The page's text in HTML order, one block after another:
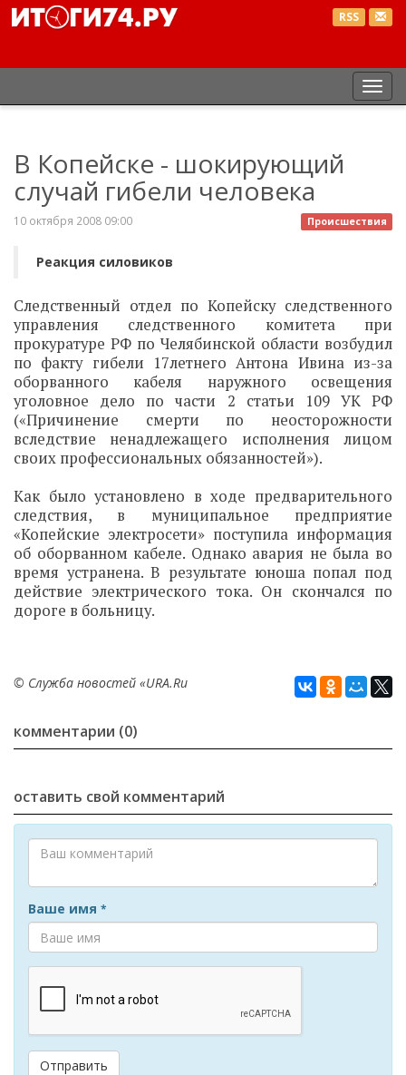
RSS
В Копейске - шокирующий
случай гибели человека
Происшествия
10 октября 2008 09:00
Реакция силовиков
Следственный отдел по Копейску следственного
управления следственного комитета при
прокуратуре РФ по Челябинской области возбудил
по факту гибели 17летнего Антона Ивина из-за
оборванного кабеля наружного освещения
уголовное дело по части 2 статьи 109 УК РФ
(«Причинение смерти по неосторожности
вследствие ненадлежащего исполнения лицом
своих профессиональных обязанностей»).
Как было установлено в ходе предварительного
следствия, в муниципальное предприятие
«Копейские электросети» поступила информация
об оборванном кабеле. Однако авария не была во
время устранена. В результате юноша попал под
действие электрического тока. Он скончался по
дороге в больницу.
© Служба новостей «URA.Ru
комментарии (0)
оставить свой комментарий
Ваше имя *
Отправить